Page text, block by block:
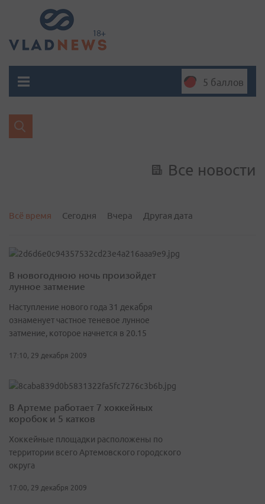
5 баллов
Все новости
Всё время Сегодня Вчера Другая дата
В новогоднюю ночь произойдет
лунное затмение
Наступление нового года 31 декабря
ознаменует частное теневое лунное
затмение, которое начнется в 20.15
17:10, 29 декабря 2009
В Артеме работает 7 хоккейных
коробок и 5 катков
Хоккейные площадки расположены по
территории всего Артемовского городского
округа
17:00, 29 декабря 2009